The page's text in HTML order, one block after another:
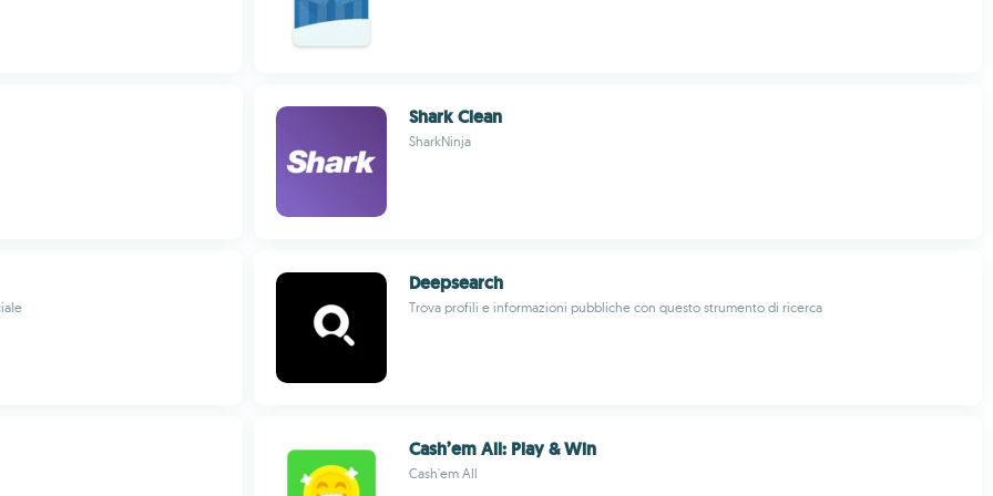
Shark Clean
SharkNinja
Deepsearch
Trova profili e informazioni pubbliche con questo strumento di ricerca
Cash’em All: Play & Win
Cash'em All